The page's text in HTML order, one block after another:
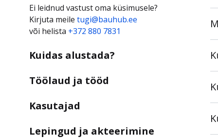
Ei leidnud vastust oma küsimusele?
Kirjuta meile tugi@bauhub.ee
või helista +372 880 7831
Kuidas alustada?
Töölaud ja tööd
Kasutajad
Lepingud ja akteerimine